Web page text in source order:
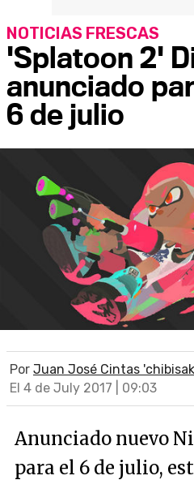
'Splatoon 2'
anunciado
6 de julio
NOTICIAS FRESCAS
Por Juan José Cintas
El 4 de July 2017 | 09:03
Anunciado nuevo
para el 6 de julio,